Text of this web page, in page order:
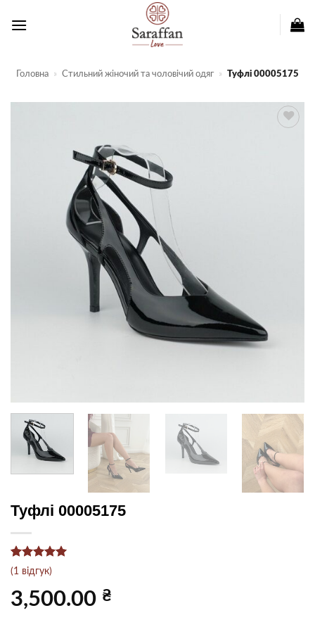
Головна » Стильний жіночий та чоловічий одяг » Туфлі 00005175
Туфлі 00005175
Рейтинг
з 5 на
основі
опитування
1
покупця
(1 відгук)
3,500.00 ₴